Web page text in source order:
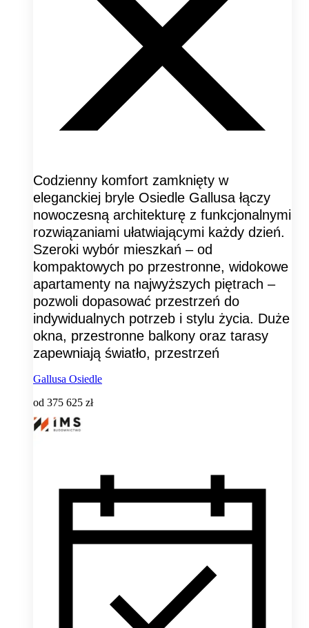
Codzienny komfort zamknięty w
eleganckiej bryle Osiedle Gallusa łączy
nowoczesną architekturę z funkcjonalnymi
rozwiązaniami ułatwiającymi każdy dzień.
Szeroki wybór mieszkań – od
kompaktowych po przestronne, widokowe
apartamenty na najwyższych piętrach –
pozwoli dopasować przestrzeń do
indywidualnych potrzeb i stylu życia. Duże
okna, przestronne balkony oraz tarasy
zapewniają światło, przestrzeń
Gallusa Osiedle
od 375 625 zł